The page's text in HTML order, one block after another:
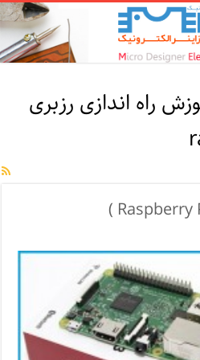
راه اندازی رزبری